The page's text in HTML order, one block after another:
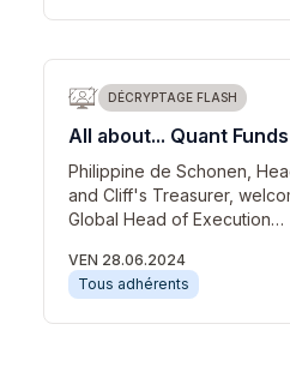
DÉCRYPTAGE FLASH
All about... Quant Funds
Philippine de Schonen,
and Cliff's Treasurer,
Global Head of Execution…
VEN 28.06.2024
Tous adhérents